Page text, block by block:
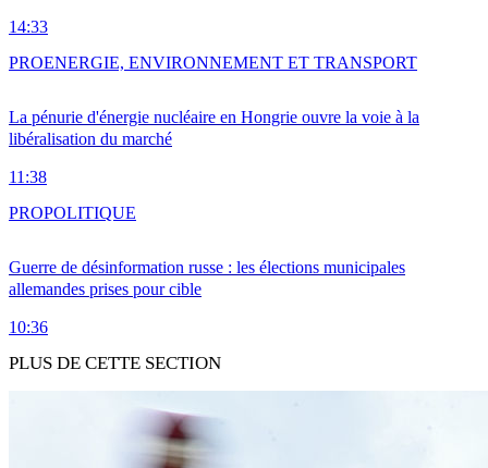
14:33
La pénurie d'énergie nucléaire en Hongrie ouvre la voie à la
libéralisation du marché
11:38
PROENERGIE, ENVIRONNEMENT ET TRANSPORT
Guerre de désinformation russe : les élections municipales
allemandes prises pour cible
10:36
PROPOLITIQUE
PLUS DE CETTE SECTION